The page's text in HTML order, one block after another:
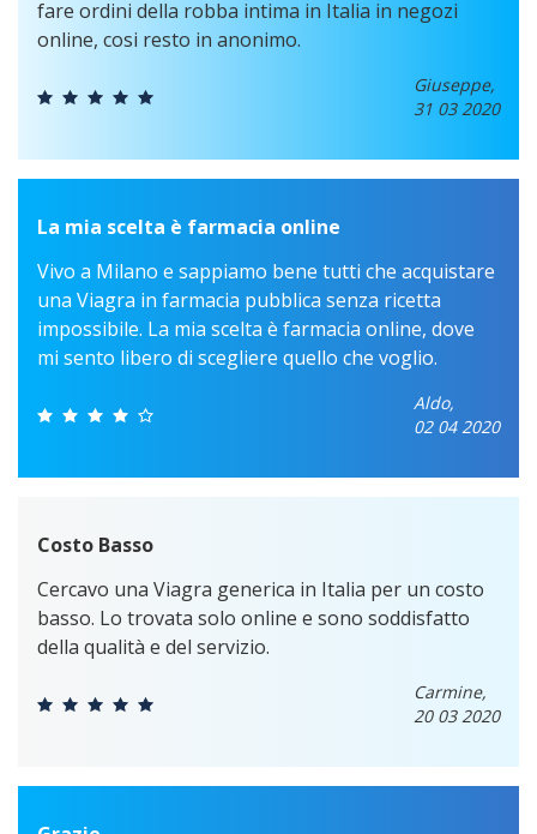
fare ordini della robba intima in Italia in negozi
online, cosi resto in anonimo.
Giuseppe,
31 03 2020
La mia scelta è farmacia online
Vivo a Milano e sappiamo bene tutti che acquistare
una Viagra in farmacia pubblica senza ricetta
impossibile. La mia scelta è farmacia online, dove
mi sento libero di scegliere quello che voglio.
Aldo,
02 04 2020
Costo Basso
Cercavo una Viagra generica in Italia per un costo
basso. Lo trovata solo online e sono soddisfatto
della qualità e del servizio.
Carmine,
20 03 2020